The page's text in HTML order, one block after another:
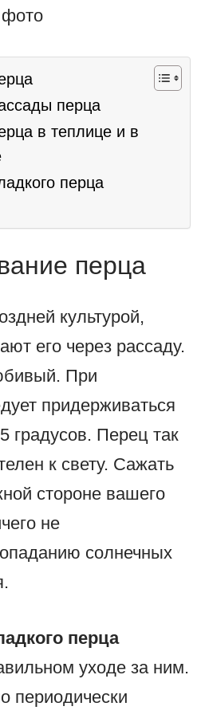
фото
перца
в теплице и в
перца
перца
культурой,
его через рассаду.
При
придерживаться
градусов. Перец так
к свету. Сажать
стороне вашего
не
солнечных
перца
уходе за ним.
периодически